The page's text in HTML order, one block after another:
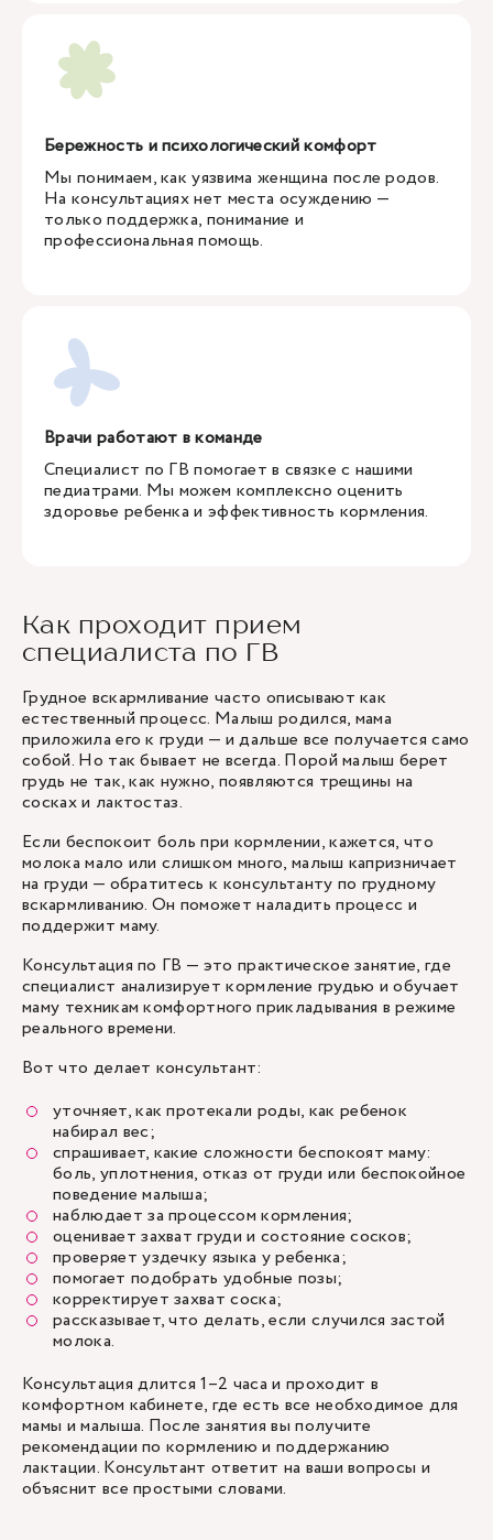
Бережность и психологический комфорт
Мы понимаем, как уязвима женщина после родов.
На консультациях нет места осуждению —
только поддержка, понимание и
профессиональная помощь.
Врачи работают в команде
Специалист по ГВ помогает в связке с нашими
педиатрами. Мы можем комплексно оценить
здоровье ребенка и эффективность кормления.
Как проходит прием
специалиста по ГВ
Грудное вскармливание часто описывают как
естественный процесс. Малыш родился, мама
приложила его к груди — и дальше все получается само
собой. Но так бывает не всегда. Порой малыш берет
грудь не так, как нужно, появляются трещины на
сосках и лактостаз.
Если беспокоит боль при кормлении, кажется, что
молока мало или слишком много, малыш капризничает
на груди — обратитесь к консультанту по грудному
вскармливанию. Он поможет наладить процесс и
поддержит маму.
Консультация по ГВ — это практическое занятие, где
специалист анализирует кормление грудью и обучает
маму техникам комфортного прикладывания в режиме
реального времени.
Вот что делает консультант:
уточняет, как протекали роды, как ребенок
набирал вес;
спрашивает, какие сложности беспокоят маму:
боль, уплотнения, отказ от груди или беспокойное
поведение малыша;
наблюдает за процессом кормления;
оценивает захват груди и состояние сосков;
проверяет уздечку языка у ребенка;
помогает подобрать удобные позы;
корректирует захват соска;
рассказывает, что делать, если случился застой
молока.
Консультация длится 1–2 часа и проходит в
комфортном кабинете, где есть все необходимое для
мамы и малыша. После занятия вы получите
рекомендации по кормлению и поддержанию
лактации. Консультант ответит на ваши вопросы и
объяснит все простыми словами.